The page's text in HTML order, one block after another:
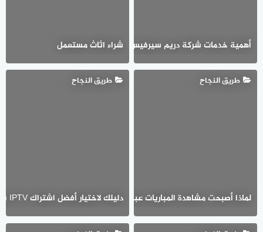
أهمية خدمات شركة دريم سيرفيس | كيف تساهم الخدمات المتخصصة في
شراء اثاث مستعمل
طريق النجاح
لماذا أصبحت مشاهدة المباريات عبر الإنترنت جزءًا من الحياة اليومية
طريق النجاح
دليلك لاختيار أفضل اشتراك IPTV بين سمارترز وهولك وفالكون